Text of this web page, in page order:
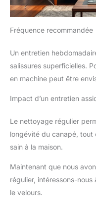
Fréquence recommandée
Un entretien
salissures superficielles.
en machine peut être
Impact d’un entretien
Le nettoyage régulier
longévité du canapé, tout
sain à la maison.
Maintenant que nous
régulier, intéressons-
le velours.